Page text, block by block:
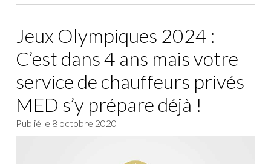
Jeux Olympiques 2024 :
C’est dans 4 ans mais votre
service de chauffeurs privés
MED s’y prépare déjà !
Publié le 8 octobre 2020